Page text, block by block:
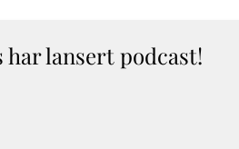
har lansert podcast!